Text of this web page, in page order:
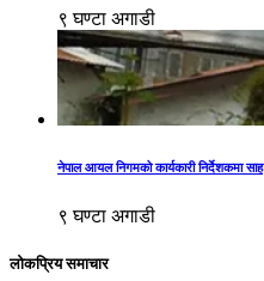
९ घण्टा अगाडी
नेपाल आयल निगमको कार्यकारी निर्देशकमा साह
९ घण्टा अगाडी
लोकप्रिय समाचार